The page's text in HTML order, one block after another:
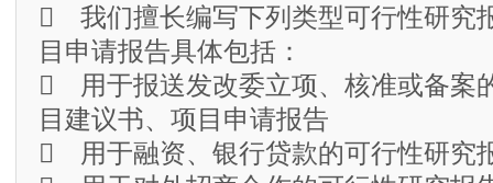
 我们擅长编写下列类型可行性研究
目申请报告具体包括：
 用于报送发改委立项、核准或备案
目建议书、项目申请报告
 用于融资、银行贷款的可行性研究